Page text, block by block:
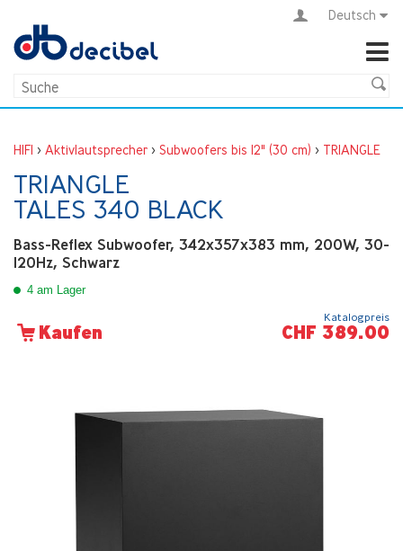
Deutsch
HIFI > Aktivlautsprecher > Subwoofers bis 12" (30 cm) > TRIANGLE
TRIANGLE
TALES 340 BLACK
Bass-Reflex Subwoofer, 342x357x383 mm, 200W, 30-
120Hz, Schwarz
4 am Lager
Kaufen
Katalogpreis
CHF 389.00